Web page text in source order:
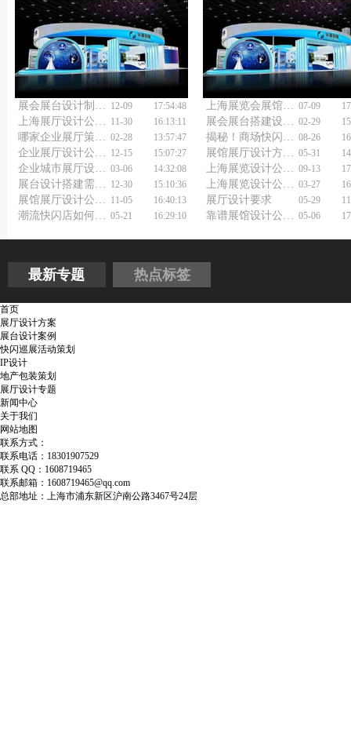
展会展台设计制作搭建怎样让品牌故事活起来？ 12-09 17:54:48 上海展览会展馆设计公司如何让你的展位成为网红打卡地？ 07-09
上海展厅设计公司如何选择？ 11-30 16:13:11 展会展台搭建设计报价大揭秘，透明合理让你放心选择！ 02-29
哪家企业展厅策划设计公司能让品牌形象脱颖而出？ 02-28 13:57:47 揭秘！商场快闪活动策划方案如何创造难忘惊喜一刻？ 08-26
企业展厅设计公司浅谈党建展厅设计 12-15 15:07:27 展馆展厅设计方案如何制作？ 05-31
企业城市展厅设计装修公司有哪些创新设计元素？ 03-06 14:32:08 上海展览设计公司教你如何选择企业文化墙设计公司 09-13
展台设计搭建需要考虑的因素 12-30 15:10:36 上海展览设计公司如何打造惊艳眼球的展览？ 03-27
展馆展厅设计公司如何做好展厅布展设计? 11-05 16:40:13 展厅设计要求 05-29
潮流快闪店如何策划？快闪店活动策划公司告诉你答案！ 05-21 16:29:10 靠谱展馆设计公司到底该怎么选？ 05-06
最新专题 热点标签
首页
展厅设计方案
展台设计案例
快闪巡展活动策划
IP设计
地产包装策划
展厅设计专题
新闻中心
关于我们
网站地图
联系方式：
联系电话：18301907529
联系 QQ：1608719465
联系邮箱：1608719465@qq.com
总部地址：上海市浦东新区沪南公路3467号24层